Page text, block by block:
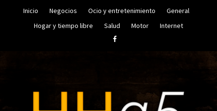
Inicio Negocios Ocio y entretenimiento
General
Hogar y tiempo libre
Salud Motor
Internet
Facebook